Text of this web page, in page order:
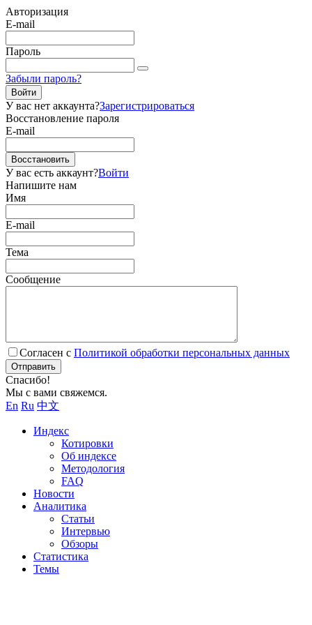
Авторизация
E-mail
Пароль
Забыли пароль?
Войти
У вас нет аккаунта?Зарегистрироваться
Восстановление пароля
E-mail
Восстановить
У вас есть аккаунт?Войти
Напишите нам
Имя
E-mail
Тема
Сообщение
Согласен с Политикой обработки персональных данных
Отправить
Спасибо!
Мы с вами свяжемся.
En Ru 中文
Индекс
Котировки
Об индексе
Методология
FAQ
Новости
Аналитика
Статьи
Интервью
Обзоры
Статистика
Темы